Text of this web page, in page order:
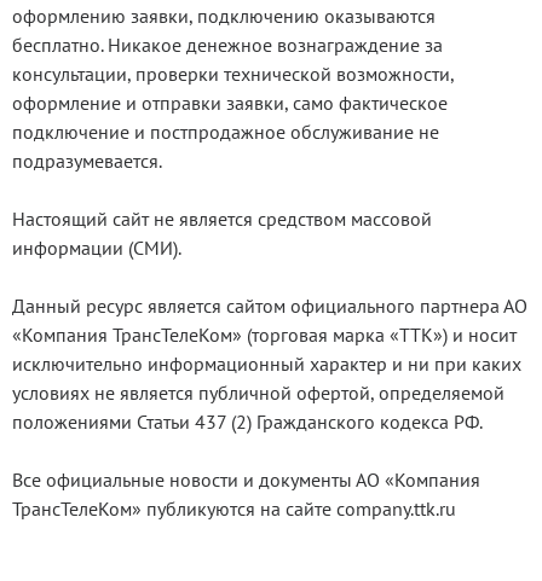
оформлению заявки, подключению оказываются
бесплатно. Никакое денежное вознаграждение за
консультации, проверки технической возможности,
оформление и отправки заявки, само фактическое
подключение и постпродажное обслуживание не
подразумевается.
Настоящий сайт не является средством массовой
информации (СМИ).
Данный ресурс является сайтом официального партнера АО
«Компания ТрансТелеКом» (торговая марка «ТТК») и носит
исключительно информационный характер и ни при каких
условиях не является публичной офертой, определяемой
положениями Статьи 437 (2) Гражданского кодекса РФ.
Все официальные новости и документы АО «Компания
ТрансТелеКом» публикуются на сайте company.ttk.ru